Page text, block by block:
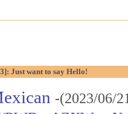
Just want to say Hello!
-(2023/06/